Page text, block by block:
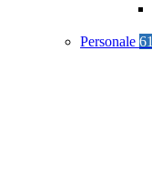
Personale 61